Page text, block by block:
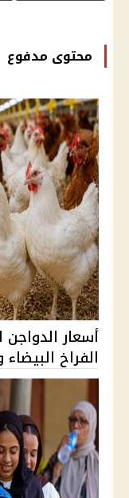
محتوى مدفوع
الفراخ